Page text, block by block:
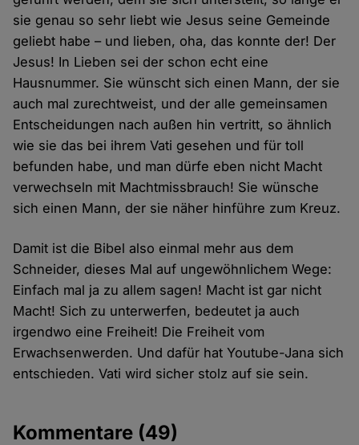
sie genau so sehr liebt wie Jesus seine Gemeinde
geliebt habe – und lieben, oha, das konnte der! Der
Jesus! In Lieben sei der schon echt eine
Hausnummer. Sie wünscht sich einen Mann, der sie
auch mal zurechtweist, und der alle gemeinsamen
Entscheidungen nach außen hin vertritt, so ähnlich
wie sie das bei ihrem Vati gesehen und für toll
befunden habe, und man dürfe eben nicht Macht
verwechseln mit Machtmissbrauch! Sie wünsche
sich einen Mann, der sie näher hinführe zum Kreuz.
Damit ist die Bibel also einmal mehr aus dem
Schneider, dieses Mal auf ungewöhnlichem Wege:
Einfach mal ja zu allem sagen! Macht ist gar nicht
Macht! Sich zu unterwerfen, bedeutet ja auch
irgendwo eine Freiheit! Die Freiheit vom
Erwachsenwerden. Und dafür hat Youtube-Jana sich
entschieden. Vati wird sicher stolz auf sie sein.
Kommentare (49)